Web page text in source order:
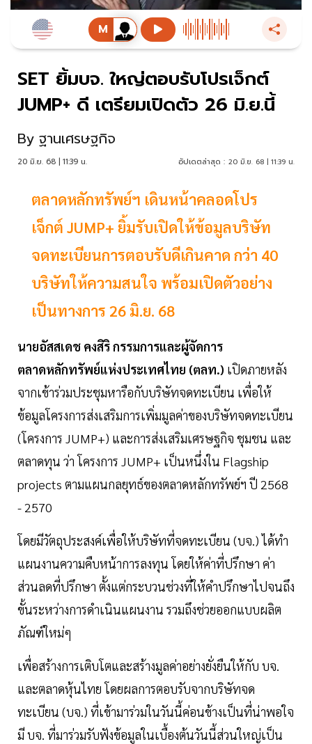
SET ยิ้มบจ. ใหญ่ตอบรับโปรเจ็กต์
JUMP+ ดี เตรียมเปิดตัว 26 มิ.ย.นี้
By ฐานเศรษฐกิจ
20 มิ.ย. 68 | 11:39 น. อัปเดตล่าสุด : 20 มิ.ย. 68 | 11:39 น.
ตลาดหลักทรัพย์ฯ เดินหน้าคลอดโปร
เจ็กต์ JUMP+ ยิ้มรับเปิดให้ข้อมูลบริษัท
จดทะเบียนการตอบรับดีเกินคาด กว่า 40
บริษัทให้ความสนใจ พร้อมเปิดตัวอย่าง
เป็นทางการ 26 มิ.ย. 68
นายอัสสเดช คงสิริ กรรมการและผู้จัดการ
ตลาดหลักทรัพย์แห่งประเทศไทย (ตลท.) เปิดภายหลัง
จากเข้าร่วมประชุมหารือกับบริษัทจดทะเบียน เพื่อให้
ข้อมูลโครงการส่งเสริมการเพิ่มมูลค่าของบริษัทจดทะเบียน
(โครงการ JUMP+) และการส่งเสริมเศรษฐกิจ ชุมชน และ
ตลาดทุน ว่า โครงการ JUMP+ เป็นหนึ่งใน Flagship
projects ตามแผนกลยุทธ์ของตลาดหลักทรัพย์ฯ ปี 2568
- 2570
โดยมีวัตถุประสงค์เพื่อให้บริษัทที่จดทะเบียน (บจ.) ได้ทำ
แผนงานความคืบหน้าการลงทุน โดยให้ค่าที่ปรึกษา ค่า
ส่วนลดที่ปรึกษา ตั้งแต่กระบวนช่วงที่ให้คำปรึกษาไปจนถึง
ขั้นระหว่างการดำเนินแผนงาน รวมถึงช่วยออกแบบผลิต
ภัณฑ์ใหม่ๆ
เพื่อสร้างการเติบโตและสร้างมูลค่าอย่างยั่งยืนให้กับ บจ.
และตลาดหุ้นไทย โดยผลการตอบรับจากบริษัทจด
ทะเบียน (บจ.) ที่เข้ามาร่วมในวันนี้ค่อนข้างเป็นที่น่าพอใจ
มี บจ. ที่มาร่วมรับฟังข้อมูลในเบื้องต้นวันนี้ส่วนใหญ่เป็น